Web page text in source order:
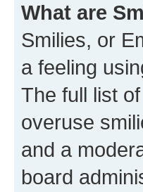
What are
Smilies, or
a feeling
The full list
overuse
and a
board